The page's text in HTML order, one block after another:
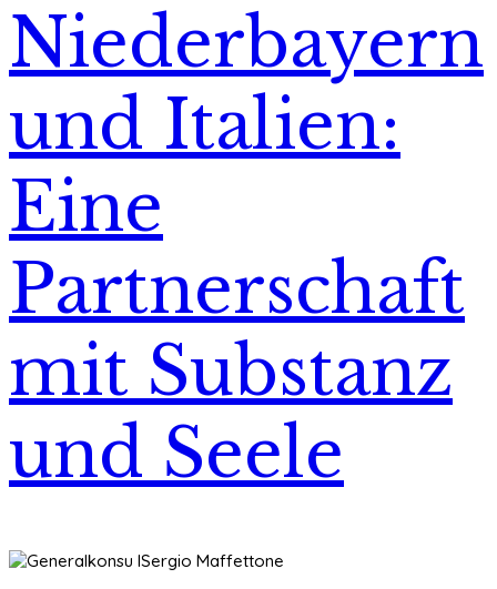
Niederbayern
und Italien:
Eine
Partnerschaft
mit Substanz
und Seele